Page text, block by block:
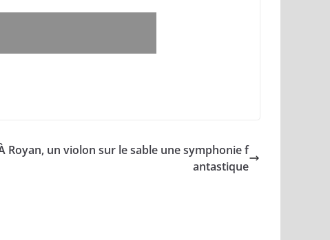
Royan, un violon sur le sable une symphonie f
antastique